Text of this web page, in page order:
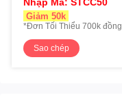
Giảm 50k
*Đơn Tối Thiểu 700k đồng
Sao chép